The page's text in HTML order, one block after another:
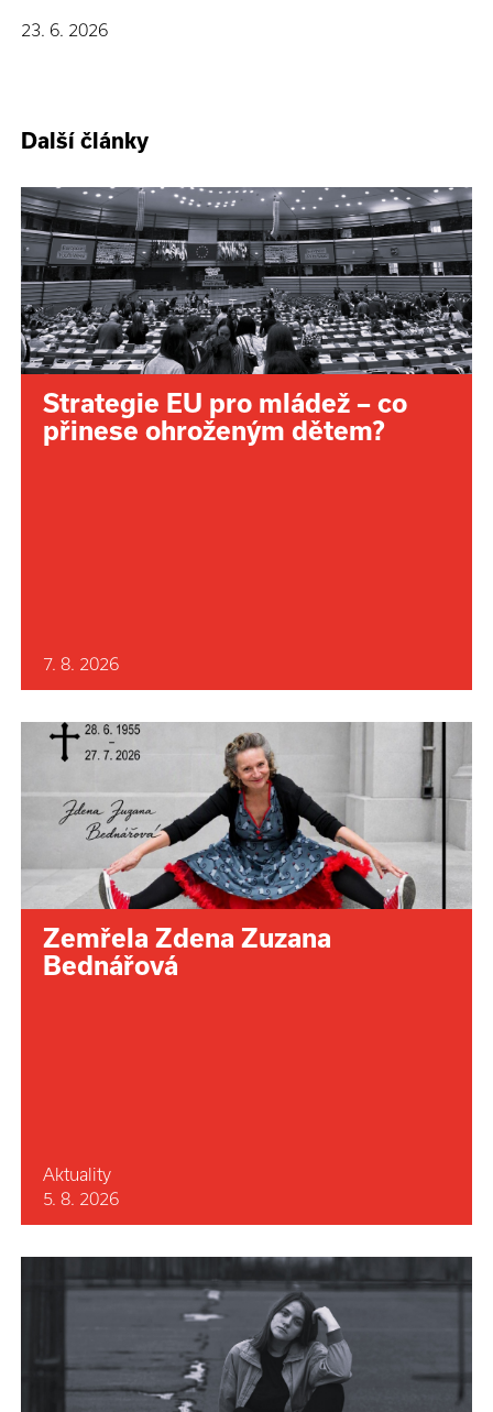
23. 6. 2026
Další články
Strategie EU pro mládež – co
přinese ohroženým dětem?
7. 8. 2026
Zemřela Zdena Zuzana
Bednářová
Aktuality
5. 8. 2026